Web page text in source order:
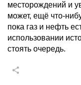
месторождений и
может, ещё что-
пока газ и нефть
использовании
стоять очередь.